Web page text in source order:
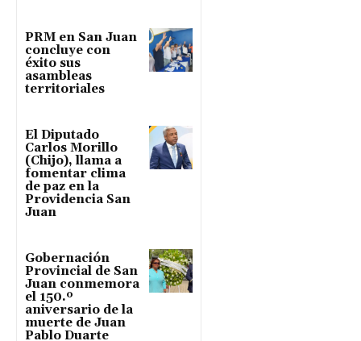
PRM en San Juan
concluye con
éxito sus
asambleas
territoriales
El Diputado
Carlos Morillo
(Chijo), llama a
fomentar clima
de paz en la
Providencia San
Juan
Gobernación
Provincial de San
Juan conmemora
el 150.º
aniversario de la
muerte de Juan
Pablo Duarte